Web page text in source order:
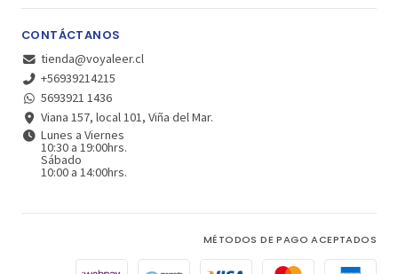
CONTÁCTANOS
tienda@voyaleer.cl
+56939214215
5693921 1436
Viana 157, local 101, Viña del Mar.
Lunes a Viernes
10:30 a 19:00hrs.
Sábado
10:00 a 14:00hrs.
MÉTODOS DE PAGO ACEPTADOS